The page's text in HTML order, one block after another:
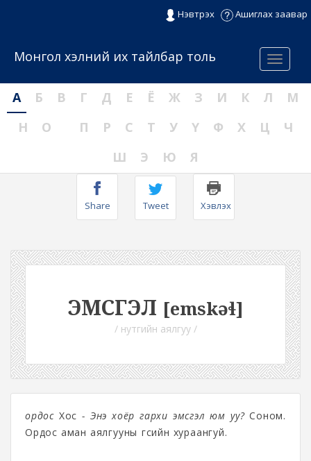
Нэвтрэх Ашиглах заавар
Menu
Монгол хэлний их тайлбар толь
А Б В Г Д Е Ё Ж З И К Л
М
Н
О П Р С Т У Ү Ф Х Ц
Ч
Ш
Э Ю Я
Share Tweet Хэвлэх
ЭМСГЭЛ [emskəɬ]
/ нутгийн аялгуу /
ордос Хос - Энэ хоёр гархи эмсгэл юм уу?Соном.
Ордос аман аялгууны үгсийн хураангуй.